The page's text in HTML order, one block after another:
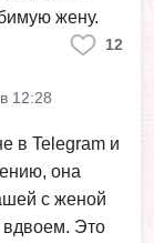
жену.
12
12:28
в Telegram и
она
с женой
вдвоем. Это